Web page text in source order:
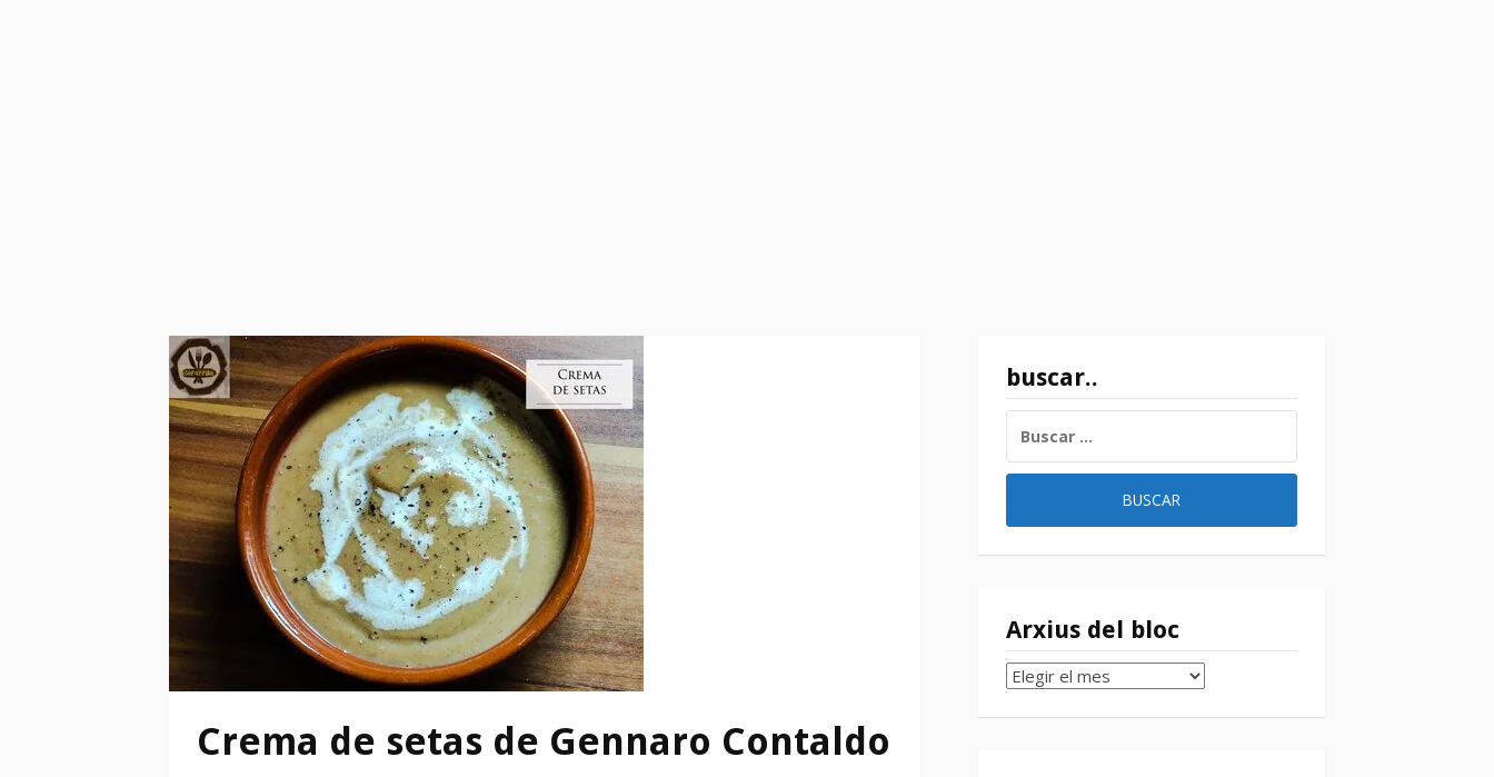
Crema de setas de Gennaro Contaldo
buscar..
Arxius del bloc
Arxius
bloc